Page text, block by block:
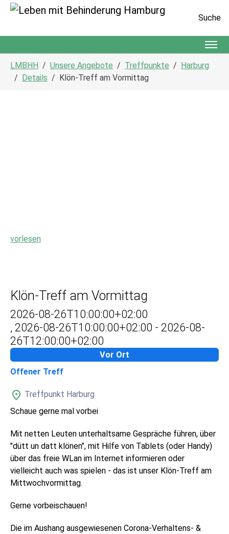
Suche
LMBHH Unsere Angebote Treffpunkte
Harburg
Details
Klön-Treff am Vormittag
vorlesen
Klön-Treff am Vormittag
2026-08-26T10:00:00+02:00
, 2026-08-26T10:00:00+02:00 - 2026-08-
26T12:00:00+02:00
Vor Ort
Offener Treff
Treffpunkt Harburg
Schaue gerne mal vorbei
Mit netten Leuten unterhaltsame Gespräche führen, über
"dütt un datt klönen", mit Hilfe von Tablets (oder Handy)
über das freie WLan im Internet informieren oder
vielleicht auch was spielen - das ist unser Klön-Treff am
Mittwochvormittag.
Gerne vorbeischauen!
Die im Aushang ausgewiesenen Corona-Verhaltens- &